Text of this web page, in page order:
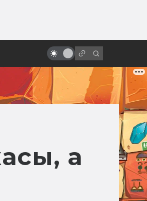
оккультиста
а